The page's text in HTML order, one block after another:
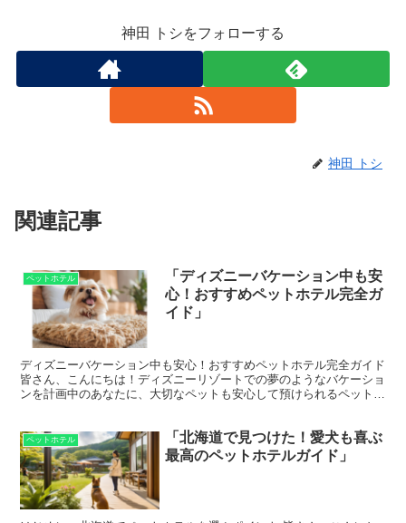
神田 トシをフォローする
神田 トシ
関連記事
ペットホテル
「ディズニーバケーション中も安
心！おすすめペットホテル完全ガ
イド」
ディズニーバケーション中も安心！おすすめペットホテル完全ガイド
皆さん、こんにちは！ディズニーリゾートでの夢のようなバケーショ
ンを計画中のあなたに、大切なペットも安心して預けられるペットホ
ペットホテル
「北海道で見つけた！愛犬も喜ぶ
最高のペットホテルガイド」